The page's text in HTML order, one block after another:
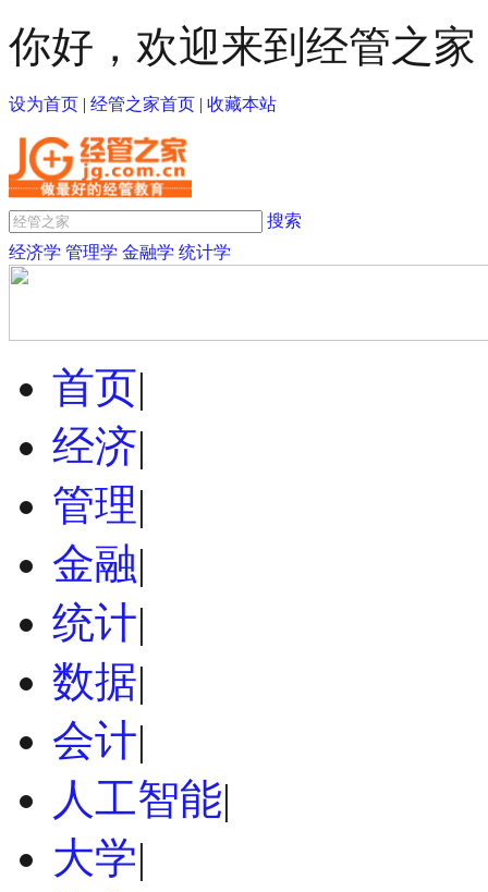
你好，欢迎来到经管之家
设为首页 | 经管之家首页 | 收藏本站
搜索
经济学 管理学 金融学 统计学
首页|
经济|
管理|
金融|
统计|
数据|
会计|
人工智能|
大学|